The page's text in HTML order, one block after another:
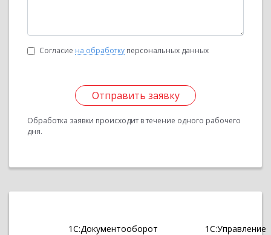
Согласие на обработку персональных данных
Отправить заявку
Обработка заявки происходит в течение одного рабочего
дня.
1С:Документооборот
1С:Управление